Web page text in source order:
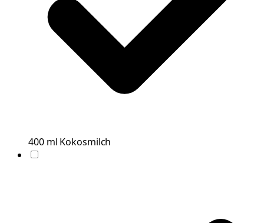
400 ml Kokosmilch